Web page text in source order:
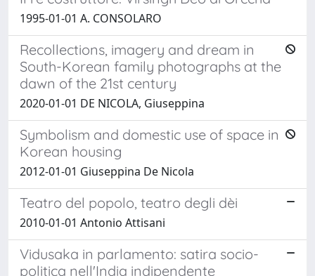
1995-01-01 A. CONSOLARO
Recollections, imagery and dream in
South-Korean family photographs at the
dawn of the 21st century
2020-01-01 DE NICOLA, Giuseppina
Symbolism and domestic use of space in
Korean housing
2012-01-01 Giuseppina De Nicola
Teatro del popolo, teatro degli dèi
2010-01-01 Antonio Attisani
Vidusaka in parlamento: satira socio-
politica nell'India indipendente